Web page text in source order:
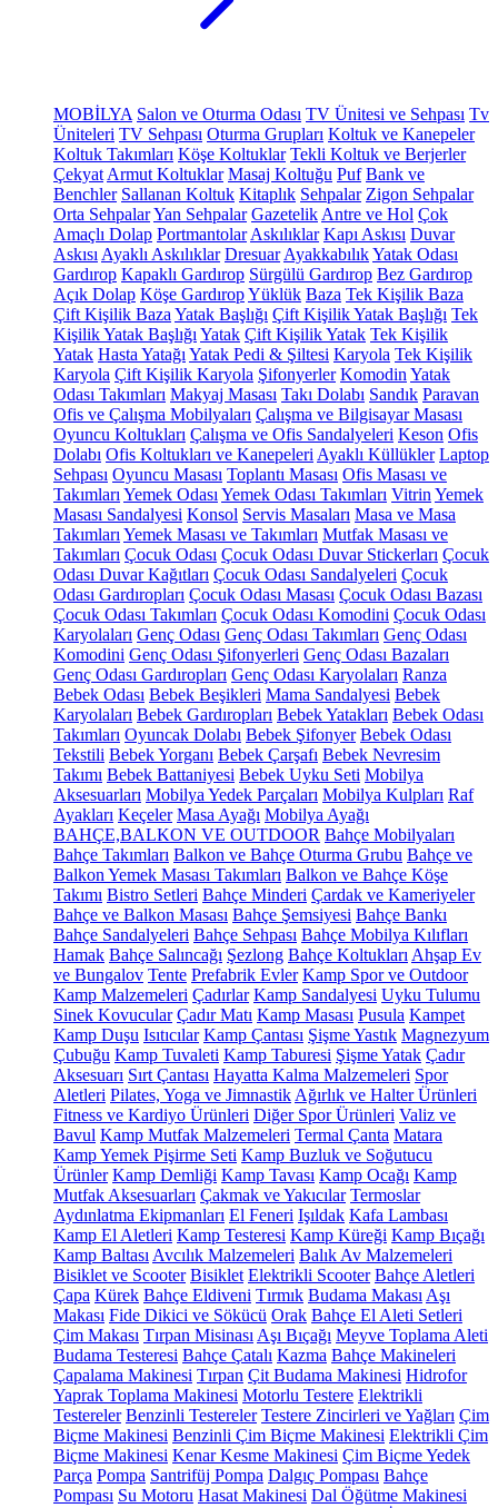
MOBİLYA Salon ve Oturma Odası TV Ünitesi ve Sehpası Tv
Üniteleri TV Sehpası Oturma Grupları Koltuk ve Kanepeler
Koltuk Takımları Köşe Koltuklar Tekli Koltuk ve Berjerler
Çekyat Armut Koltuklar Masaj Koltuğu Puf Bank ve
Benchler Sallanan Koltuk Kitaplık Sehpalar Zigon Sehpalar
Orta SehpalarYan Sehpalar Gazetelik Antre ve Hol Çok
Amaçlı Dolap Portmantolar Askılıklar Kapı Askısı Duvar
Askısı Ayaklı Askılıklar Dresuar AyakkabılıkYatak Odası
Gardırop Kapaklı Gardırop Sürgülü Gardırop Bez Gardırop
Açık Dolap Köşe GardıropYüklük Baza Tek Kişilik Baza
Çift Kişilik Baza Yatak Başlığı Çift Kişilik Yatak Başlığı Tek
Kişilik Yatak Başlığı Yatak Çift Kişilik Yatak Tek Kişilik
Yatak Hasta Yatağı Yatak Pedi & Şiltesi Karyola Tek Kişilik
Karyola Çift Kişilik Karyola Şifonyerler Komodin Yatak
Odası Takımları Makyaj Masası Takı Dolabı Sandık Paravan
Ofis ve Çalışma Mobilyaları Çalışma ve Bilgisayar Masası
Oyuncu Koltukları Çalışma ve Ofis Sandalyeleri Keson Ofis
Dolabı Ofis Koltukları ve Kanepeleri Ayaklı Küllükler Laptop
Sehpası Oyuncu Masası Toplantı Masası Ofis Masası ve
Takımları Yemek Odası Yemek Odası Takımları Vitrin Yemek
Masası Sandalyesi Konsol Servis Masaları Masa ve Masa
Takımları Yemek Masası ve Takımları Mutfak Masası ve
Takımları Çocuk Odası Çocuk Odası Duvar Stickerları Çocuk
Odası Duvar Kağıtları Çocuk Odası Sandalyeleri Çocuk
Odası Gardıropları Çocuk Odası Masası Çocuk Odası Bazası
Çocuk Odası Takımları Çocuk Odası Komodini Çocuk Odası
Karyolaları Genç Odası Genç Odası Takımları Genç Odası
Komodini Genç Odası Şifonyerleri Genç Odası Bazaları
Genç Odası Gardıropları Genç Odası Karyolaları Ranza
Bebek Odası Bebek Beşikleri Mama Sandalyesi Bebek
Karyolaları Bebek Gardıropları Bebek Yatakları Bebek Odası
Takımları Oyuncak Dolabı Bebek Şifonyer Bebek Odası
Tekstili Bebek Yorganı Bebek Çarşafı Bebek Nevresim
Takımı Bebek Battaniyesi Bebek Uyku Seti Mobilya
Aksesuarları Mobilya Yedek Parçaları Mobilya Kulpları Raf
Ayakları Keçeler Masa Ayağı Mobilya Ayağı
BAHÇE,BALKON VE OUTDOOR Bahçe Mobilyaları
Bahçe Takımları Balkon ve Bahçe Oturma Grubu Bahçe ve
Balkon Yemek Masası Takımları Balkon ve Bahçe Köşe
Takımı Bistro Setleri Bahçe Minderi Çardak ve Kameriyeler
Bahçe ve Balkon Masası Bahçe Şemsiyesi Bahçe Bankı
Bahçe Sandalyeleri Bahçe Sehpası Bahçe Mobilya Kılıfları
Hamak Bahçe Salıncağı Şezlong Bahçe Koltukları Ahşap Ev
ve Bungalov Tente Prefabrik Evler Kamp Spor ve Outdoor
Kamp Malzemeleri Çadırlar Kamp Sandalyesi Uyku Tulumu
Sinek Kovucular Çadır Matı Kamp Masası Pusula Kampet
Kamp Duşu Isıtıcılar Kamp Çantası Şişme Yastık Magnezyum
Çubuğu Kamp Tuvaleti Kamp Taburesi Şişme Yatak Çadır
Aksesuarı Sırt Çantası Hayatta Kalma Malzemeleri Spor
Aletleri Pilates, Yoga ve Jimnastik Ağırlık ve Halter Ürünleri
Fitness ve Kardiyo Ürünleri Diğer Spor Ürünleri Valiz ve
Bavul Kamp Mutfak Malzemeleri Termal Çanta Matara
Kamp Yemek Pişirme Seti Kamp Buzluk ve Soğutucu
Ürünler Kamp Demliği Kamp Tavası Kamp Ocağı Kamp
Mutfak Aksesuarları Çakmak ve Yakıcılar Termoslar
Aydınlatma Ekipmanları El Feneri Işıldak Kafa Lambası
Kamp El Aletleri Kamp Testeresi Kamp Küreği Kamp Bıçağı
Kamp Baltası Avcılık Malzemeleri Balık Av Malzemeleri
Bisiklet ve Scooter Bisiklet Elektrikli Scooter Bahçe Aletleri
Çapa Kürek Bahçe Eldiveni Tırmık Budama Makası Aşı
Makası Fide Dikici ve Sökücü Orak Bahçe El Aleti Setleri
Çim Makası Tırpan Misinası Aşı Bıçağı Meyve Toplama Aleti
Budama Testeresi Bahçe Çatalı Kazma Bahçe Makineleri
Çapalama Makinesi Tırpan Çit Budama Makinesi Hidrofor
Yaprak Toplama Makinesi Motorlu Testere Elektrikli
Testereler Benzinli Testereler Testere Zincirleri ve Yağları Çim
Biçme Makinesi Benzinli Çim Biçme Makinesi Elektrikli Çim
Biçme Makinesi Kenar Kesme Makinesi Çim Biçme Yedek
Parça Pompa Santrifüj Pompa Dalgıç Pompası Bahçe
Pompası Su Motoru Hasat Makinesi Dal Öğütme Makinesi